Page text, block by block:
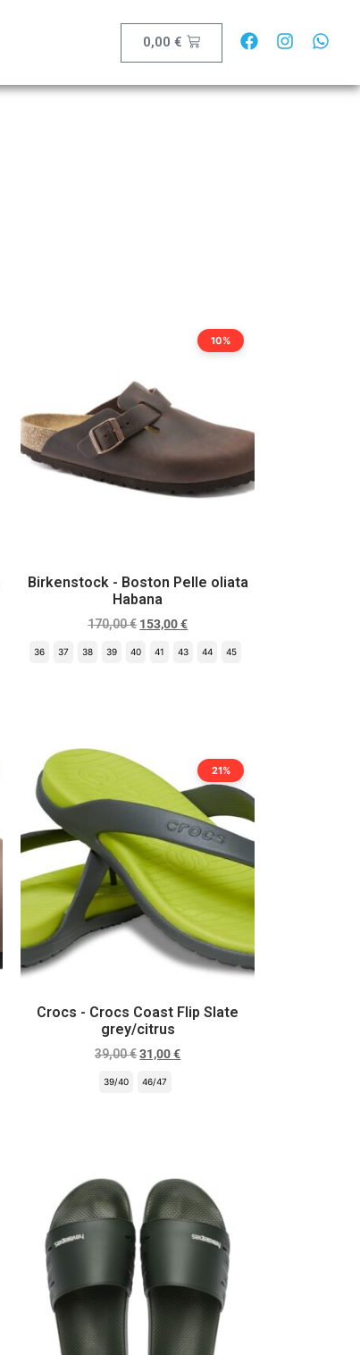
0,00€
10%
Birkenstock - Boston Pelle oliata
Habana
170,00€ 153,00€
36 37 38 39 40 41 43 44 45
21%
Crocs - Crocs Coast Flip Slate
grey/citrus
39,00€31,00€
39/40 46/47